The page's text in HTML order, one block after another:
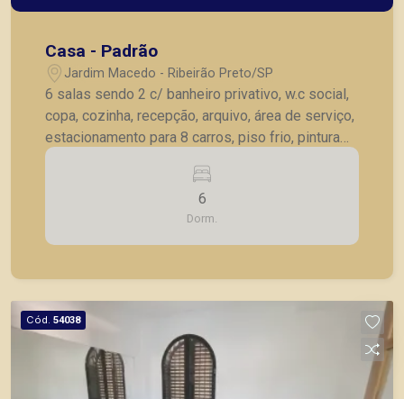
Casa - Padrão
Jardim Macedo - Ribeirão Preto/SP
6 salas sendo 2 c/ banheiro privativo, w.c social,
copa, cozinha, recepção, arquivo, área de serviço,
estacionamento para 8 carros, piso frio, pintura
nova
6
Dorm.
Cód. 54038